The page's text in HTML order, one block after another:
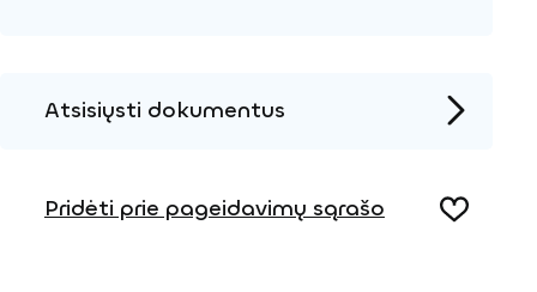
Atsisiųsti dokumentus
Pridėti prie pageidavimų sąrašo